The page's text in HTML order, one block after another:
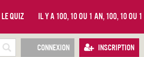
Le quiz Il y a 100, 10 ou 1 an, 100, 10 ou
Connexion Inscription